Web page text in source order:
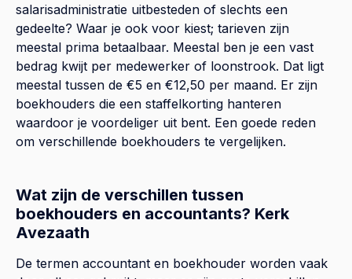
salarisadministratie uitbesteden of slechts een
gedeelte? Waar je ook voor kiest; tarieven zijn
meestal prima betaalbaar. Meestal ben je een vast
bedrag kwijt per medewerker of loonstrook. Dat ligt
meestal tussen de €5 en €12,50 per maand. Er zijn
boekhouders die een staffelkorting hanteren
waardoor je voordeliger uit bent. Een goede reden
om verschillende boekhouders te vergelijken.
Wat zijn de verschillen tussen
boekhouders en accountants? Kerk
Avezaath
De termen accountant en boekhouder worden vaak